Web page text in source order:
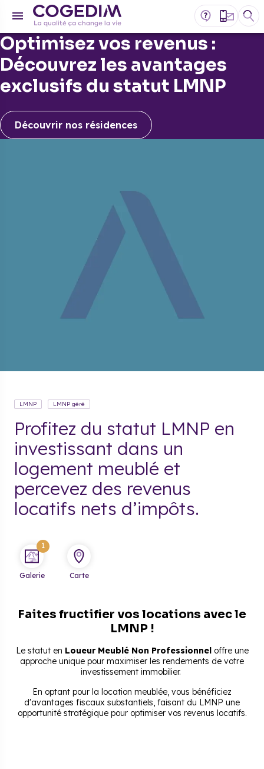
Optimisez vos revenus :
Découvrez les avantages
exclusifs du statut LMNP
Découvrir nos résidences
LMNP LMNP géré
Profitez du statut LMNP en
investissant dans un
logement meublé et
percevez des revenus
locatifs nets d’impôts.
1
Galerie Carte
Faites fructifier vos locations avec le
LMNP !
Le statut en Loueur Meublé Non Professionnel offre une
approche unique pour maximiser les rendements de votre
investissement immobilier.
En optant pour la location meublée, vous bénéficiez
d'avantages fiscaux substantiels, faisant du LMNP une
opportunité stratégique pour optimiser vos revenus locatifs.